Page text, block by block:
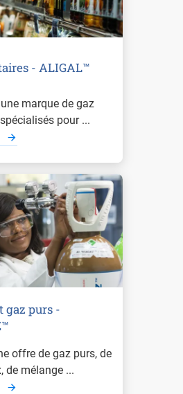
- ALIGAL™
marque de gaz
pour ...
gaz purs -
offre de gaz purs, de
de mélange ...